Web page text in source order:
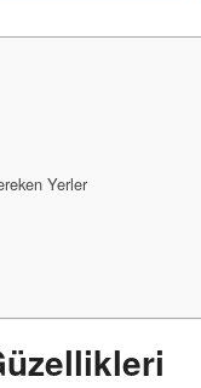
Yerler